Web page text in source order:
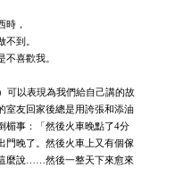
時，
到。
喜歡我。
可以表現為我們給自己講的故
室友回家後總是用誇張和添油
楣事：「然後火車晚點了4分
門晚了。然後火車上又有個傢
麼說……然後一整天下來愈來